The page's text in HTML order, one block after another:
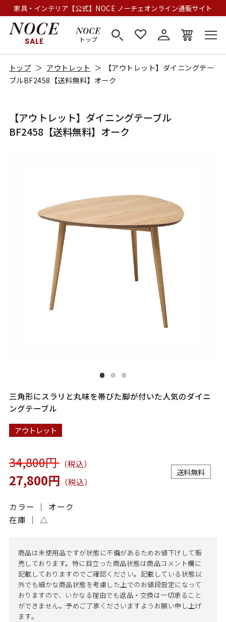
家具・インテリア【公式】NOCE ノーチェオンライン通販サイト
SALE トップ
トップ アウトレット
【アウトレット】ダイニングテー
ブルBF2458【送料無料】オーク
【アウトレット】ダイニングテーブル
BF2458【送料無料】オーク
三角形にスラリと丸味を帯びた脚が付いた人気のダイニ
ングテーブル
アウトレット
34,800円（税込）
27,800円 （税込）
送料無料
カラー ｜ オーク
在庫 ｜ △
商品は未使用品ですが状態に不備があるためお値下げして販
売しております。特に目立った商品状態は商品コメント欄に
記載しておりますのでご確認ください。記載している状態以
外でも細かな商品状態を考慮した上でのお値段設定になって
おりますので、いかなる理由でも返品・交換は一切承ること
ができません。予めご了承くださいますようお願い申し上げ
ます。